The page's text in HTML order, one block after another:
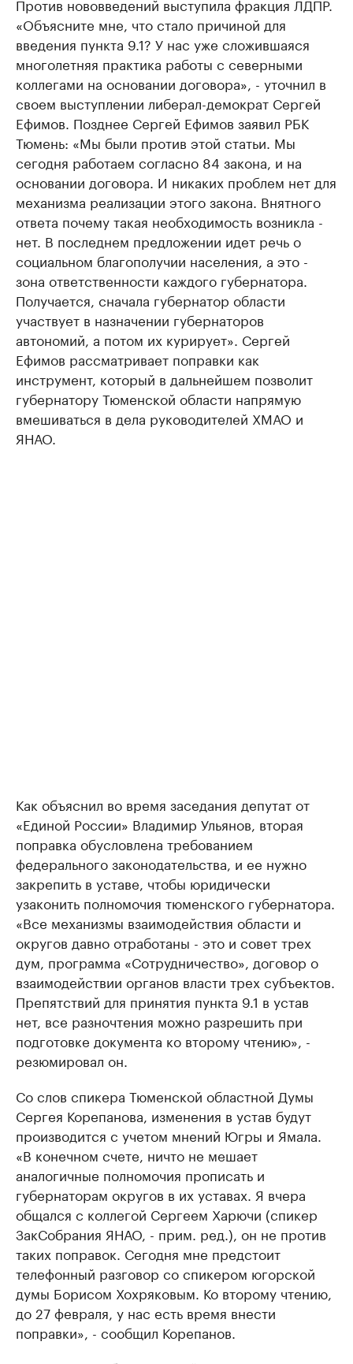
«Объясните мне, что стало причиной для
введения пункта 9.1? У нас уже сложившаяся
многолетняя практика работы с северными
коллегами на основании договора», - уточнил в
своем выступлении либерал-демократ Сергей
Ефимов. Позднее Сергей Ефимов заявил РБК
Тюмень: «Мы были против этой статьи. Мы
сегодня работаем согласно 84 закона, и на
основании договора. И никаких проблем нет для
механизма реализации этого закона. Внятного
ответа почему такая необходимость возникла -
нет. В последнем предложении идет речь о
социальном благополучии населения, а это -
зона ответственности каждого губернатора.
Получается, сначала губернатор области
участвует в назначении губернаторов
автономий, а потом их курирует». Сергей
Ефимов рассматривает поправки как
инструмент, который в дальнейшем позволит
губернатору Тюменской области напрямую
вмешиваться в дела руководителей ХМАО и
ЯНАО.
Как объяснил во время заседания депутат от
«Единой России» Владимир Ульянов, вторая
поправка обусловлена требованием
федерального законодательства, и ее нужно
закрепить в уставе, чтобы юридически
узаконить полномочия тюменского губернатора.
«Все механизмы взаимодействия области и
округов давно отработаны - это и совет трех
дум, программа «Сотрудничество», договор о
взаимодействии органов власти трех субъектов.
Препятствий для принятия пункта 9.1 в устав
нет, все разночтения можно разрешить при
подготовке документа ко второму чтению», -
резюмировал он.
Со слов спикера Тюменской областной Думы
Сергея Корепанова, изменения в устав будут
производится с учетом мнений Югры и Ямала.
«В конечном счете, ничто не мешает
аналогичные полномочия прописать и
губернаторам округов в их уставах. Я вчера
общался с коллегой Сергеем Харючи (спикер
ЗакСобрания ЯНАО, - прим. ред.), он не против
таких поправок. Сегодня мне предстоит
телефонный разговор со спикером югорской
думы Борисом Хохряковым. Ко второму чтению,
до 27 февраля, у нас есть время внести
поправки», - сообщил Корепанов.